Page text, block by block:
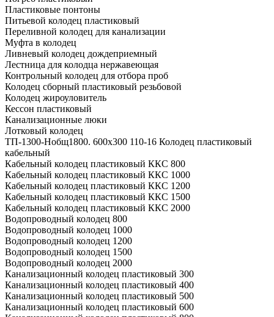
Пластиковые понтоны
Питьевой колодец пластиковый
Переливной колодец для канализации
Муфта в колодец
Ливневый колодец дождеприемный
Лестница для колодца нержавеющая
Контрольный колодец для отбора проб
Колодец сборный пластиковый резьбовой
Колодец жироуловитель
Кессон пластиковый
Канализационные люки
Лотковый колодец
ТП-1300-Hобщ1800. 600х300 110-16 Колодец пластиковый
кабельный
Кабельный колодец пластиковый ККС 800
Кабельный колодец пластиковый ККС 1000
Кабельный колодец пластиковый ККС 1200
Кабельный колодец пластиковый ККС 1500
Кабельный колодец пластиковый ККС 2000
Водопроводный колодец 800
Водопроводный колодец 1000
Водопроводный колодец 1200
Водопроводный колодец 1500
Водопроводный колодец 2000
Канализационный колодец пластиковый 300
Канализационный колодец пластиковый 400
Канализационный колодец пластиковый 500
Канализационный колодец пластиковый 600